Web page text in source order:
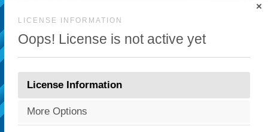
LICENSE INFORMATION
Oops! License is not active yet
×
License Information
More Options